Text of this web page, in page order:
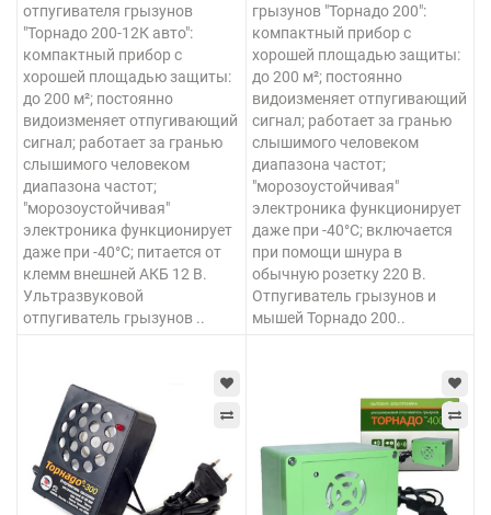
отпугивателя грызунов
"Торнадо 200-12К авто":
компактный прибор с
хорошей площадью защиты:
до 200 м²; постоянно
видоизменяет отпугивающий
сигнал; работает за гранью
слышимого человеком
диапазона частот;
"морозоустойчивая"
электроника функционирует
даже при -40°C; питается от
клемм внешней АКБ 12 В.
Ультразвуковой
отпугиватель грызунов ..
грызунов "Торнадо 200":
компактный прибор с
хорошей площадью защиты:
до 200 м²; постоянно
видоизменяет отпугивающий
сигнал; работает за гранью
слышимого человеком
диапазона частот;
"морозоустойчивая"
электроника функционирует
даже при -40°C; включается
при помощи шнура в
обычную розетку 220 В.
Отпугиватель грызунов и
мышей Торнадо 200..